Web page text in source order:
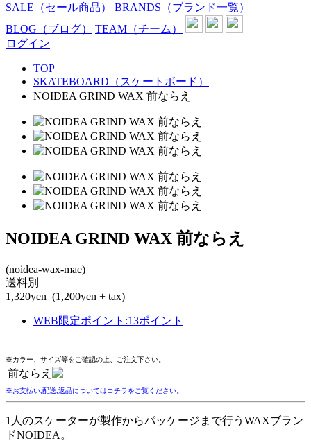
SALE （セール商品） BRANDS （ブランド一覧）
BLOG （ブログ） TEAM （チーム）
ログイン
TOP
SKATEBOARD（スケートボード）
NOIDEA GRIND WAX 前ならえ
NOIDEA GRIND WAX 前ならえ
(noidea-wax-mae)
送料別
1,320yen (1,200yen + tax)
WEB限定ポイント :13ポイント
※カラー、サイズ等をご確認の上、ご注文下さい。
前ならえ
※お支払い,配送,返品についてはコチラをご覧ください。
1人のスケーターが製作からパッケージまで行うWAXブラン
ドNOIDEA。